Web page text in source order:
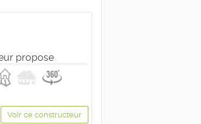
propose
Voir ce constructeur